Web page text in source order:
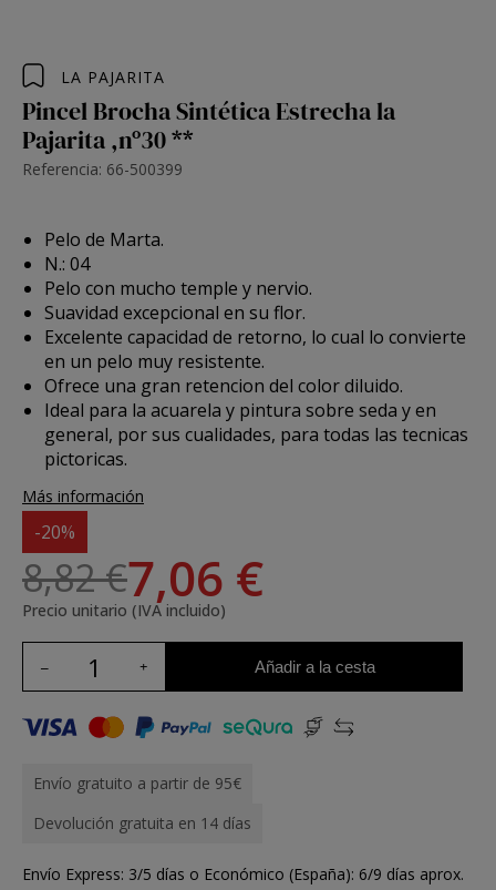
LA PAJARITA
Pincel Brocha Sintética Estrecha la
Pajarita ,nº30 **
Referencia: 66-500399
Pelo de Marta.
N.: 04
Pelo con mucho temple y nervio.
Suavidad excepcional en su flor.
Excelente capacidad de retorno, lo cual lo convierte
en un pelo muy resistente.
Ofrece una gran retencion del color diluido.
Ideal para la acuarela y pintura sobre seda y en
general, por sus cualidades, para todas las tecnicas
pictoricas.
Más información
-20%
8,82 €7,06 €
Precio unitario (IVA incluido)
Añadir a la cesta
Envío gratuito a partir de 95€
Devolución gratuita en 14 días
Envío Express: 3/5 días o Económico (España): 6/9 días aprox.